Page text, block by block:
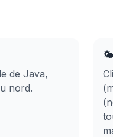
de Java,
nord.
🌤️